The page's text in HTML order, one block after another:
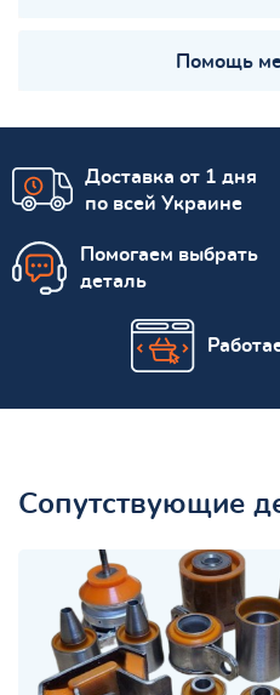
Помощь
Доставка от 1 дня
по всей Украине
Помогаем выбрать
деталь
Сопутствующие